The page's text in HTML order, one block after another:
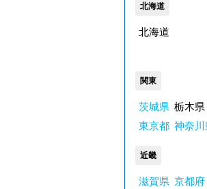
北海道
北海道
関東
茨城県 栃木県
東京都 神奈
近畿
滋賀県 京都府